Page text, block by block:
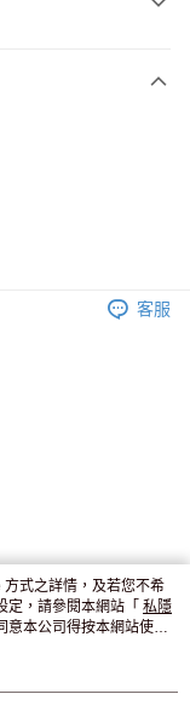
，7天內取。逾期後
客服
式之詳情，及若您不希
定，請參閱本網站「 私隱
意本公司得按本網站使用